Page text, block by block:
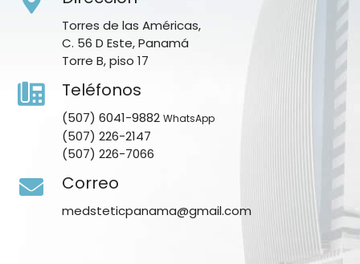
Torres de las Américas,
C. 56 D Este, Panamá
Torre B, piso 17
Teléfonos
(507) 6041-9882 WhatsApp
(507) 226-2147
(507) 226-7066
Correo
medsteticpanama@gmail.com